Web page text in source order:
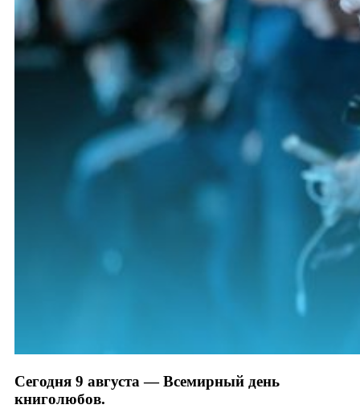
Сегодня 9 августа — Всемирный день
книголюбов.